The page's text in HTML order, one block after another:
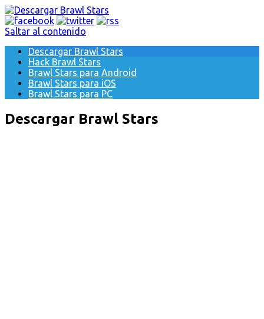
Saltar al contenido
Descargar Brawl Stars
Hack Brawl Stars
Brawl Stars para Android
Brawl Stars para iOS
Brawl Stars para PC
Descargar Brawl Stars